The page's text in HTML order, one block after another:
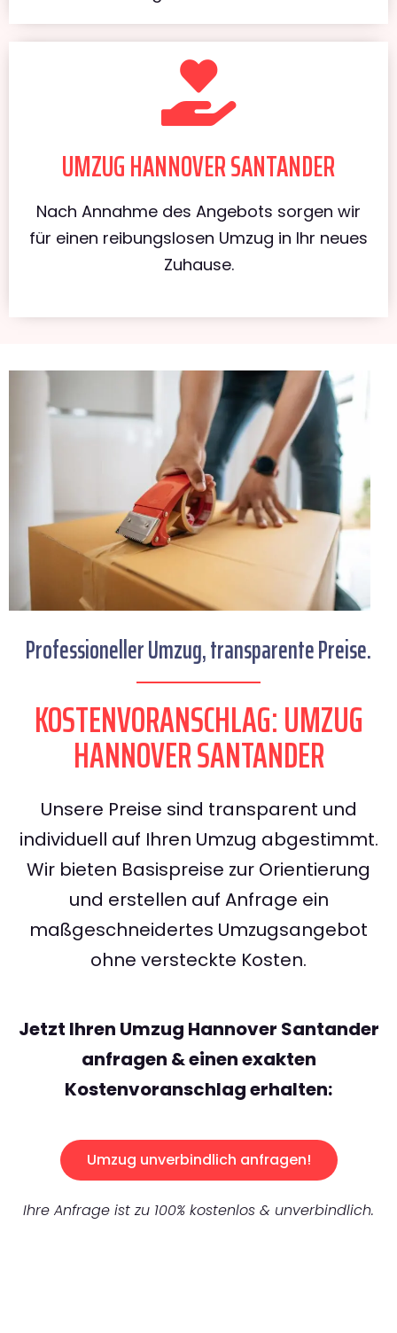
UMZUG HANNOVER SANTANDER
Nach Annahme des Angebots sorgen wir
für einen reibungslosen Umzug in Ihr neues
Zuhause.
Professioneller Umzug, transparente Preise.
KOSTENVORANSCHLAG: UMZUG
HANNOVER SANTANDER
Unsere Preise sind transparent und
individuell auf Ihren Umzug abgestimmt.
Wir bieten Basispreise zur Orientierung
und erstellen auf Anfrage ein
maßgeschneidertes Umzugsangebot
ohne versteckte Kosten.
Jetzt Ihren Umzug Hannover Santander
anfragen & einen exakten
Kostenvoranschlag erhalten:
Umzug unverbindlich anfragen!
Ihre Anfrage ist zu 100% kostenlos & unverbindlich.